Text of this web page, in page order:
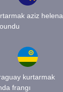
aziz helena
kurtarmak
frangı